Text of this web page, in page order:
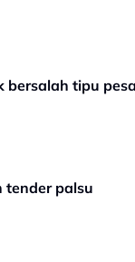
bersalah tipu
tender palsu